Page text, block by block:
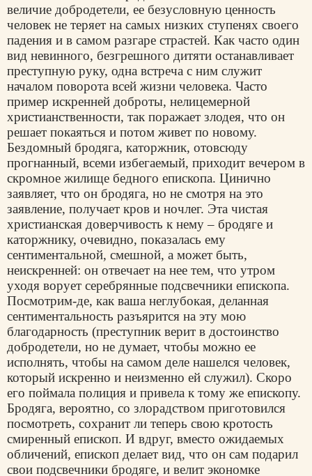
величие добродетели, ее безусловную ценность
человек не теряет на самых низких ступенях своего
падения и в самом разгаре страстей. Как часто один
вид невинного, безгрешного дитяти останавливает
преступную руку, одна встреча с ним служит
началом поворота всей жизни человека. Часто
пример искренней доброты, нелицемерной
христианственности, так поражает злодея, что он
решает покаяться и потом живет по новому.
Бездомный бродяга, каторжник, отовсюду
прогнанный, всеми избегаемый, приходит вечером в
скромное жилище бедного епископа. Цинично
заявляет, что он бродяга, но не смотря на это
заявление, получает кров и ночлег. Эта чистая
христианская доверчивость к нему – бродяге и
каторжнику, очевидно, показалась ему
сентиментальной, смешной, а может быть,
неискренней: он отвечает на нее тем, что утром
уходя ворует серебрянные подсвечники епископа.
Посмотрим-де, как ваша неглубокая, деланная
сентиментальность разъярится на эту мою
благодарность (преступник верит в достоинство
добродетели, но не думает, чтобы можно ее
исполнять, чтобы на самом деле нашелся человек,
который искренно и неизменно ей служил). Скоро
его поймала полиция и привела к тому же епископу.
Бродяга, вероятно, со злорадством приготовился
посмотреть, сохранит ли теперь свою кротость
смиренный епископ. И вдруг, вместо ожидаемых
обличений, епископ делает вид, что он сам подарил
свои подсвечники бродяге, и велит экономке